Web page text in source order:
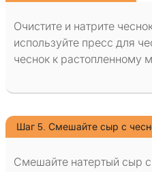
Очистите и натрите
используйте пресс для
чеснок к растопленному
Шаг 5. Смешайте сыр с
Смешайте натертый сыр